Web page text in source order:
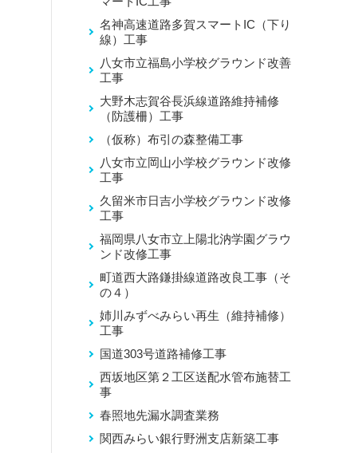
名神高速道路多賀スマートIC（下り
線）工事
八女市立福島小学校グラウンド改善
工事
大野木志賀谷長浜線道路維持補修
（防護柵）工事
（仮称）布引の森整備工事
八女市立岡山小学校グラウンド改修
工事
久留米市日吉小学校グラウンド改修
工事
福岡県八女市立上陽北汭学園グラウ
ンド改修工事
町道西大路鎌掛線道路改良工事（そ
の４）
姉川みずべみらい再生（維持補修）
工事
国道303号道路補修工事
西坂地区第２工区送配水管布施替工
事
春照地先漏水調査業務
関西みらい銀行野洲支店新築工事